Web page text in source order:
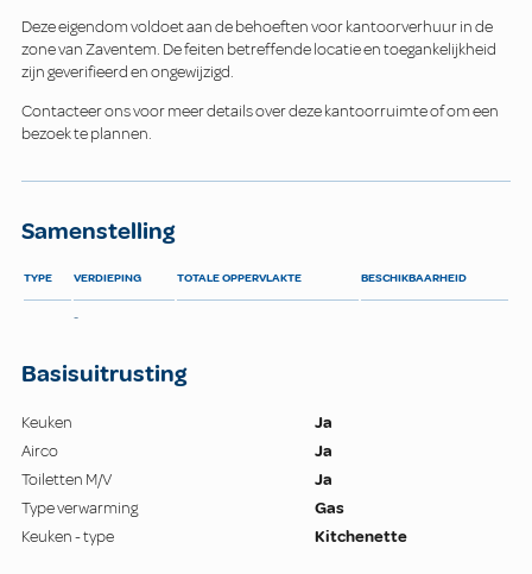
Deze eigendom voldoet aan de behoeften voor kantoorverhuur in de
zone van Zaventem. De feiten betreffende locatie en toegankelijkheid
zijn geverifieerd en ongewijzigd.
Contacteer ons voor meer details over deze kantoorruimte of om een
bezoek te plannen.
Samenstelling
TYPE VERDIEPING TOTALE OPPERVLAKTE BESCHIKBAARHEID
-
Basisuitrusting
Keuken
Ja
Airco
Ja
Toiletten M/V
Ja
Type verwarming
Gas
Keuken - type
Kitchenette